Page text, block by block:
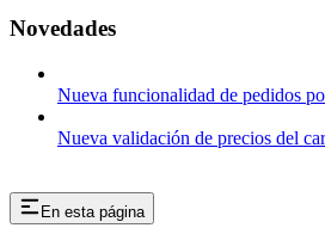
Novedades
Nueva funcionalidad de pedidos
Nueva validación de precios del
En esta página